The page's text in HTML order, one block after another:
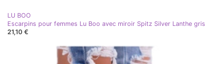
LU BOO
Escarpins pour femmes Lu Boo avec miroir Spitz Silver Lanthe gris
21,10 €